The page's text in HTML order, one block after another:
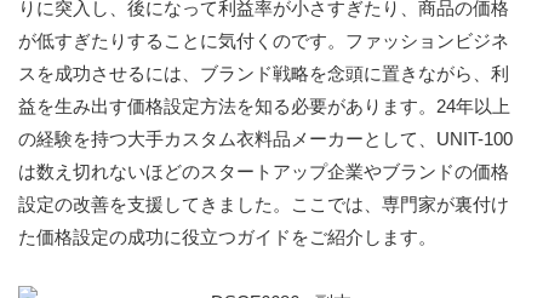
りに突入し、後になって利益率が小さすぎたり、商品の価格
が低すぎたりすることに気付くのです。ファッションビジネ
スを成功させるには、ブランド戦略を念頭に置きながら、利
益を生み出す価格設定方法を知る必要があります。24年以上
の経験を持つ大手カスタム衣料品メーカーとして、UNIT-100
は数え切れないほどのスタートアップ企業やブランドの価格
設定の改善を支援してきました。ここでは、専門家が裏付け
た価格設定の成功に役立つガイドをご紹介します。